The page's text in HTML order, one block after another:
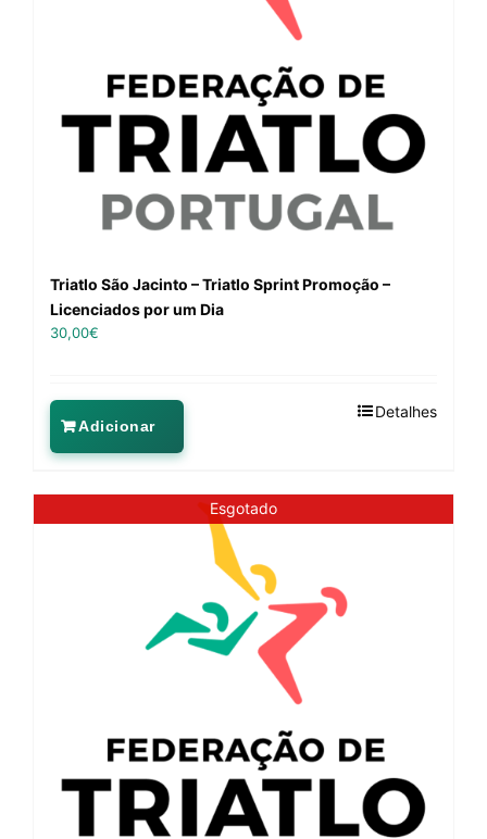
Triatlo São Jacinto – Triatlo Sprint Promoção –
Licenciados por um Dia
30,00€
Adicionar
Detalhes
Esgotado